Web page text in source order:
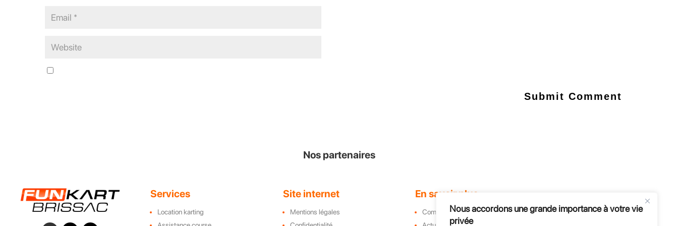
Nous accordons une grande importance à votre vie
privée
Nos partenaires
Services
Location karting
Site internet
Mentions légales
En savoir plus
Complexe